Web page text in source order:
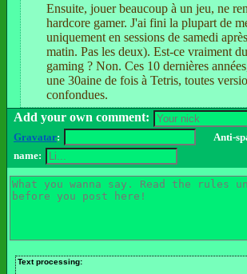
Ensuite, jouer beaucoup à un jeu, ne
hardcore gamer. J'ai fini la plupart de
uniquement en sessions de samedi
matin. Pas les deux). Est-ce vraiment
gaming ? Non. Ces 10 dernières
une 30aine de fois à Tetris, toutes
confondues.
Add your own comment:
Gravatar:
Anti-
name:
Text processing: